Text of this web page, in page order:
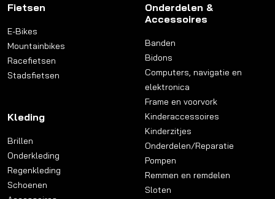
Fietsen
E-Bikes
Mountainbikes
Racefietsen
Stadsfietsen
Kleding
Brillen
Onderkleding
Regenkleding
Schoenen
Onderdelen &
Accessoires
Banden
Bidons
Computers, navigatie en
elektronica
Frame en voorvork
Kinderaccessoires
Kinderzitjes
Onderdelen/Reparatie
Pompen
Remmen en remdelen
Sloten